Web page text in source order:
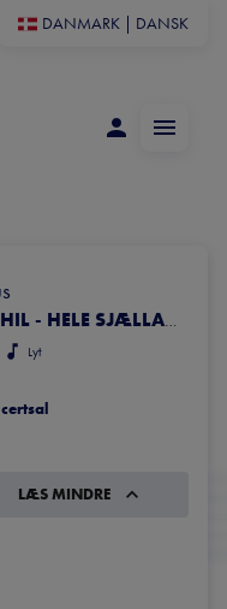
DANMARK DANSK
COPENHAGEN PHIL - HELE SJÆLLANDS SYMFONIORKESTER
Lyt
LÆS MINDRE